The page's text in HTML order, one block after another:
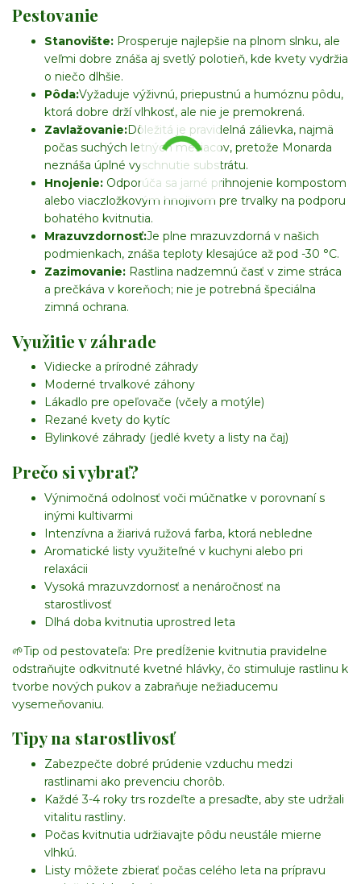
Pestovanie
Stanovište: Prosperuje najlepšie na plnom slnku, ale
veľmi dobre znáša aj svetlý polotieň, kde kvety vydržia
o niečo dlhšie.
Pôda:Vyžaduje výživnú, priepustnú a humóznu pôdu,
ktorá dobre drží vlhkosť, ale nie je premokrená.
Zavlažovanie:Dôležitá je pravidelná zálievka, najmä
počas suchých letných mesiacov, pretože Monarda
neznáša úplné vyschnutie substrátu.
Hnojenie: Odporúča sa jarné prihnojenie kompostom
alebo viaczložkovým hnojivom pre trvalky na podporu
bohatého kvitnutia.
Mrazuvzdornosť:Je plne mrazuvzdorná v našich
podmienkach, znáša teploty klesajúce až pod -30 °C.
Zazimovanie: Rastlina nadzemnú časť v zime stráca
a prečkáva v koreňoch; nie je potrebná špeciálna
zimná ochrana.
Využitie v záhrade
Vidiecke a prírodné záhrady
Moderné trvalkové záhony
Lákadlo pre opeľovače (včely a motýle)
Rezané kvety do kytíc
Bylinkové záhrady (jedlé kvety a listy na čaj)
Prečo si vybrať?
Výnimočná odolnosť voči múčnatke v porovnaní s
inými kultivarmi
Intenzívna a žiarivá ružová farba, ktorá nebledne
Aromatické listy využiteľné v kuchyni alebo pri
relaxácii
Vysoká mrazuvzdornosť a nenáročnosť na
starostlivosť
Dlhá doba kvitnutia uprostred leta
🌱Tip od pestovateľa: Pre predĺženie kvitnutia pravidelne
odstraňujte odkvitnuté kvetné hlávky, čo stimuluje rastlinu k
tvorbe nových pukov a zabraňuje nežiaducemu
vysemeňovaniu.
Tipy na starostlivosť
Zabezpečte dobré prúdenie vzduchu medzi
rastlinami ako prevenciu chorôb.
Každé 3-4 roky trs rozdeľte a presaďte, aby ste udržali
vitalitu rastliny.
Počas kvitnutia udržiavajte pôdu neustále mierne
vlhkú.
Listy môžete zbierať počas celého leta na prípravu